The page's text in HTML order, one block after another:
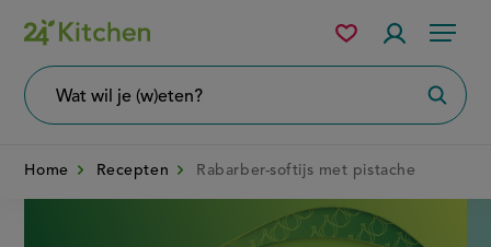
Overslaan
en
naar
Menu
wil
Mijn
bewaarde
Home Recepten Rabarber-softijs met pistache